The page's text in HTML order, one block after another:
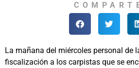
La mañana del miércoles personal de
fiscalización a los carpistas que se